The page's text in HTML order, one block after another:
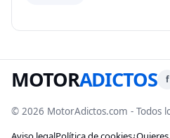
MOTORADICTOS f
© 2026 MotorAdictos.com - Todos